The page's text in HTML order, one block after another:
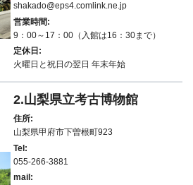
shakado@eps4.comlink.ne.jp
営業時間:
9：00～17：00（入館は16：30まで）
定休日:
火曜日と祝日の翌日 年末年始
2.山梨県立考古博物館
住所:
山梨県甲府市下曽根町923
Tel:
055-266-3881
mail: